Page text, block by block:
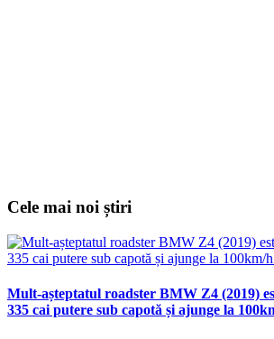
Cele mai noi știri
Mult-așteptatul roadster BMW Z4 (2019)
335 cai putere sub capotă și ajunge la